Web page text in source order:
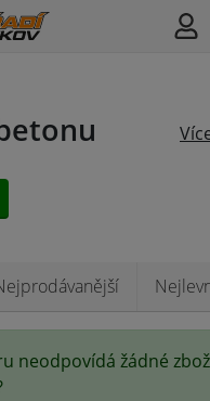
neodpovídá žádné